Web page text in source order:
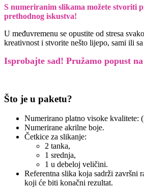
S numeriranim slikama možete stvoriti
prethodnog iskustva!
U međuvremenu se opustite od stresa
kreativnost i stvorite nešto lijepo, sami ili
Isprobajte sad! Pružamo popust
Što je u paketu?
Numerirano platno visoke kvalitete:
Numerirane akrilne boje.
Četkice za slikanje:
2 tanka,
1 srednja,
1 u debeloj veličini.
Referentna slika koja sadrži završni
koji će biti konačni rezultat.